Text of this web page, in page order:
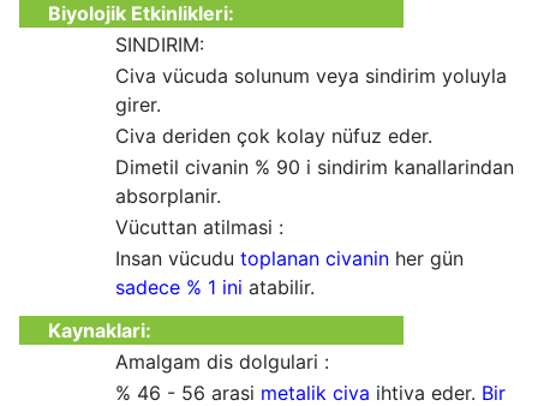
Biyolojik Etkinlikleri:
SINDIRIM:
Civa vücuda solunum veya sindirim yoluyla
girer.
Civa deriden çok kolay nüfuz eder.
Dimetil civanin % 90 i sindirim kanallarindan
absorplanir.
Vücuttan atilmasi :
Insan vücudu toplanan civanin her gün
sadece % 1 ini atabilir.
Kaynaklari:
Amalgam dis dolgulari :
% 46 - 56 arasi metalik civa ihtiva eder. Bir